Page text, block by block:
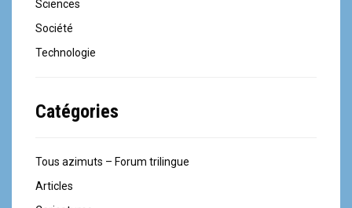
Sciences
Société
Technologie
Catégories
Tous azimuts – Forum trilingue
Articles